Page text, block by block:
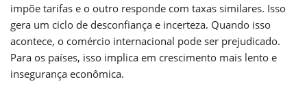
impõe tarifas e o outro responde com taxas similares. Isso
gera um ciclo de desconfiança e incerteza. Quando isso
acontece, o comércio internacional pode ser prejudicado.
Para os países, isso implica em crescimento mais lento e
insegurança econômica.